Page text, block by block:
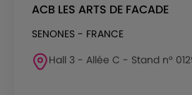
ACB LES ARTS DE FACADE
SENONES - FRANCE
Hall 3 - Allée C - Stand n°